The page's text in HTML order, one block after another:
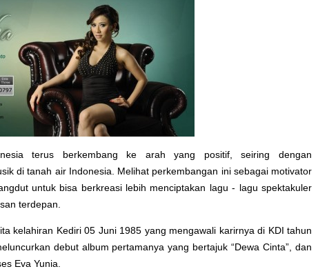
terus berkembang ke arah yang positif, seiring dengan
di tanah air Indonesia. Melihat perkembangan ini sebagai motivator
untuk bisa berkreasi lebih menciptakan lagu - lagu spektakuler
terdepan.
kelahiran Kediri 05 Juni 1985 yang mengawali karirnya di KDI tahun
debut album pertamanya yang bertajuk “Dewa Cinta”, dan
Eva Yunia.